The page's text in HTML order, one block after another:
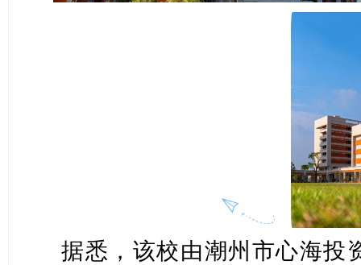
据悉，该校由潮州市心海投